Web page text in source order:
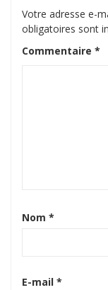
Votre adresse e-
obligatoires sont
Commentaire *
Nom *
E-mail *